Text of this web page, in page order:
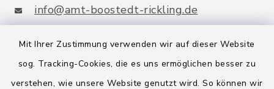
Mit Ihrer Zustimmung verwenden wir auf dieser Website
sog. Tracking-Cookies, die es uns ermöglichen besser zu
verstehen, wie unsere Website genutzt wird. So können wir
info@amt-boostedt-rickling.de
Quicklinks